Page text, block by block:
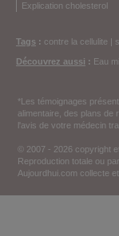
Explication cholesterol
Tags : contre la cellulite |
Découvrez aussi : Eau
*Les témoignages
alimentaire, des plans
l'avis de votre médecin
© 2007 - 2026 copyright
Reproduction totale ou
Aujourdhui.com collecte